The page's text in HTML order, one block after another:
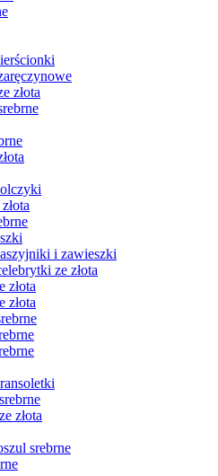
złota
i zawieszki
ze złota
złota
złota
złota
srebrne